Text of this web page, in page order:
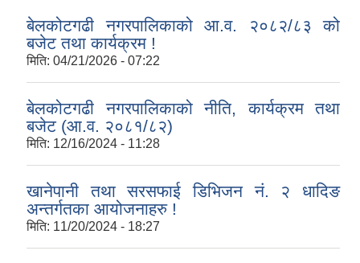
बेलकोटगढी नगरपालिकाको आ.व. २०८२/८३ को
बजेट तथा कार्यक्रम !
मिति: 04/21/2026 - 07:22
बेलकोटगढी नगरपालिकाको नीति, कार्यक्रम तथा
बजेट (आ.व. २०८१/८२)
मिति: 12/16/2024 - 11:28
खानेपानी तथा सरसफाई डिभिजन नं. २ धादिङ
अन्तर्गतका आयोजनाहरु !
मिति: 11/20/2024 - 18:27